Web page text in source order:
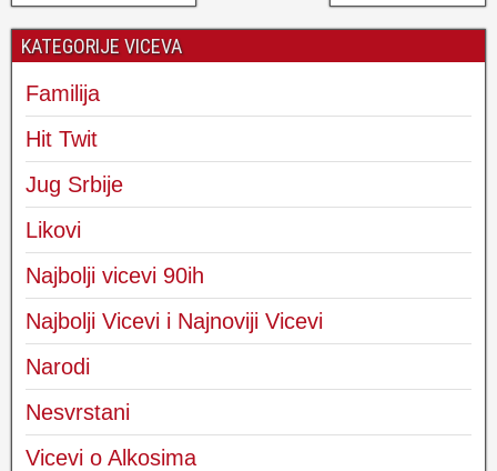
KATEGORIJE VICEVA
Familija
Hit Twit
Jug Srbije
Likovi
Najbolji vicevi 90ih
Najbolji Vicevi i Najnoviji Vicevi
Narodi
Nesvrstani
Vicevi o Alkosima